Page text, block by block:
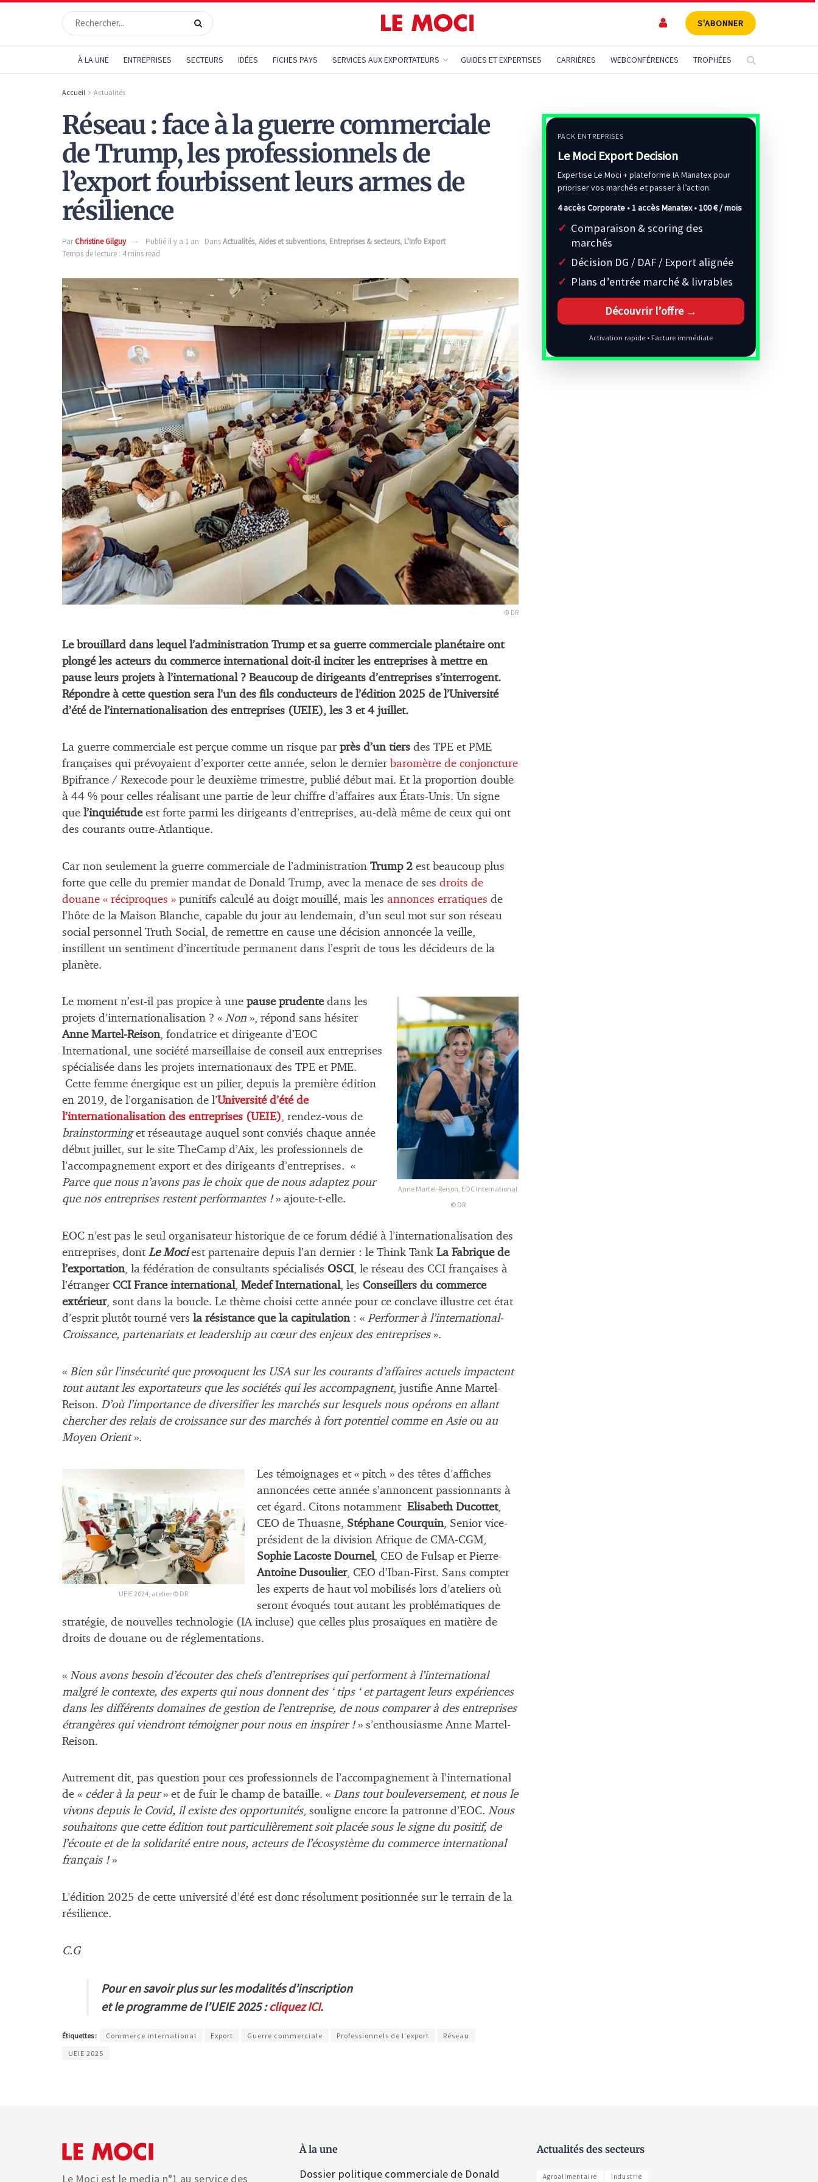
S'ABONNER
À LA UNE ENTREPRISES SECTEURS IDÉES FICHES PAYS SERVICES AUX EXPORTATEURS GUIDES ET EXPERTISES CARRIÈRES WEBCONFÉRENCES TROPHÉES
Accueil Actualités
Réseau : face à la guerre commerciale
de Trump, les professionnels de
l’export fourbissent leurs armes de
résilience
ParChristine Gilguy Publié il y a 1 an DansActualités, Aides et subventions, Entreprises & secteurs, L'Info Export
Temps de lecture : 4 mins read
© DR
Le brouillard dans lequel l’administration Trump et sa guerre commerciale planétaire ont
plongé les acteurs du commerce international doit-il inciter les entreprises à mettre en
pause leurs projets à l’international ? Beaucoup de dirigeants d’entreprises s’interrogent.
Répondre à cette question sera l’un des fils conducteurs de l’édition 2025 de l’Université
d’été de l’internationalisation des entreprises (UEIE), les 3 et 4 juillet.
La guerre commerciale est perçue comme un risque par près d’un tiers des TPE et PME
françaises qui prévoyaient d’exporter cette année, selon le dernier baromètre de conjoncture
Bpifrance / Rexecode pour le deuxième trimestre, publié début mai. Et la proportion double
à 44 % pour celles réalisant une partie de leur chiffre d’affaires aux États-Unis. Un signe
que l’inquiétudeest forte parmi les dirigeants d’entreprises, au-delà même de ceux qui ont
des courants outre-Atlantique.
Car non seulement la guerre commerciale de l’administration Trump 2 est beaucoup plus
forte que celle du premier mandat de Donald Trump, avec la menace de ses droits de
douane « réciproques » punitifs calculé au doigt mouillé, mais les annonces erratiques de
l’hôte de la Maison Blanche, capable du jour au lendemain, d’un seul mot sur son réseau
social personnel Truth Social, de remettre en cause une décision annoncée la veille,
instillent un sentiment d’incertitude permanent dans l’esprit de tous les décideurs de la
planète.
Anne Martel-Reison, EOC International
© DR
Le moment n’est-il pas propice à une pause prudentedans les
projets d’internationalisation ? « Non », répond sans hésiter
Anne Martel-Reison, fondatrice et dirigeante d’EOC
International, une société marseillaise de conseil aux entreprises
spécialisée dans les projets internationaux des TPE et PME.
Cette femme énergique est un pilier, depuis la première édition
en 2019, de l’organisation de l’Université d’été de
l’internationalisation des entreprises (UEIE), rendez-vous de
brainstorminget réseautage auquel sont conviés chaque année
début juillet, sur le site TheCamp d’Aix, les professionnels de
l’accompagnement export et des dirigeants d’entreprises. «
Parce que nous n’avons pas le choix que de nous adaptez pour
que nos entreprises restent performantes !» ajoute-t-elle.
EOC n’est pas le seul organisateur historique de ce forum dédié à l’internationalisation des
entreprises, dont Le Mociest partenaire depuis l’an dernier : le Think Tank La Fabrique de
l’exportation, la fédération de consultants spécialisés OSCI, le réseau des CCI françaises à
l’étranger CCI France international, Medef International, les Conseillers du commerce
extérieur, sont dans la boucle. Le thème choisi cette année pour ce conclave illustre cet état
d’esprit plutôt tourné vers la résistance que la capitulation: « Performer à l’international-
Croissance, partenariats et leadership au cœur des enjeux des entreprises».
« Bien sûr l’insécurité que provoquent les USA sur les courants d’affaires actuels impactent
tout autant les exportateurs que les sociétés qui les accompagnent, justifie Anne Martel-
Reison. D’où l’importance de diversifier les marchés sur lesquels nous opérons en allant
chercher des relais de croissance sur des marchés à fort potentiel comme en Asie ou au
Moyen Orient».
UEIE 2024, atelier © DR
Les témoignages et « pitch » des têtes d’affiches
annoncées cette année s’annoncent passionnants à
cet égard. Citons notamment Elisabeth Ducottet,
CEO de Thuasne, Stéphane Courquin, Senior vice-
président de la division Afrique de CMA-CGM,
Sophie Lacoste Dournel, CEO de Fulsap et Pierre-
Antoine Dusoulier, CEO d’Iban-First. Sans compter
les experts de haut vol mobilisés lors d’ateliers où
seront évoqués tout autant les problématiques de
stratégie, de nouvelles technologie (IA incluse) que celles plus prosaïques en matière de
droits de douane ou de réglementations.
« Nous avons besoin d’écouter des chefs d’entreprises qui performent à l’international
malgré le contexte, des experts qui nous donnent des ‘ tips ‘ et partagent leurs expériences
dans les différents domaines de gestion de l’entreprise, de nous comparer à des entreprises
étrangères qui viendront témoigner pour nous en inspirer !» s’enthousiasme Anne Martel-
Reison.
Autrement dit, pas question pour ces professionnels de l’accompagnement à l’international
de « céder à la peur» et de fuir le champ de bataille. « Dans tout bouleversement, et nous le
vivons depuis le Covid, il existe des opportunités, souligne encore la patronne d’EOC. Nous
souhaitons que cette édition tout particulièrement soit placée sous le signe du positif, de
l’écoute et de la solidarité entre nous, acteurs de l’écosystème du commerce international
français ! »
L’édition 2025 de cette université d’été est donc résolument positionnée sur le terrain de la
résilience.
C.G
Pour en savoir plus sur les modalités d’inscription
et le programme de l’UEIE 2025 :cliquez ICI.
Étiquettes : Commerce international Export Guerre commerciale Professionnels de l'export
Réseau
UEIE 2025
PACK ENTREPRISES
Le Moci Export Decision
Expertise Le Moci + plateforme IA Manatex pour
prioriser vos marchés et passer à l’action.
4 accès Corporate • 1 accès Manatex •100 € / mois
Comparaison & scoring des
marchés
Décision DG / DAF / Export alignée
Plans d’entrée marché & livrables
Découvrir l’offre →
Activation rapide • Facture immédiate
Le Moci est le media n°1 au service des
À la une
Dossier politique commerciale de Donald
Actualités des secteurs
Agroalimentaire Industrie